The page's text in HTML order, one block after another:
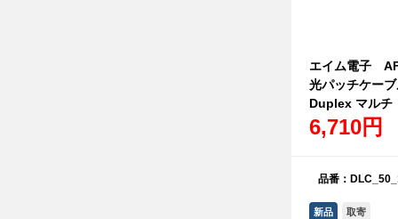
エイム電子
光パッチケー
Duplex マルチ
6,710円
品番：
新品 取寄